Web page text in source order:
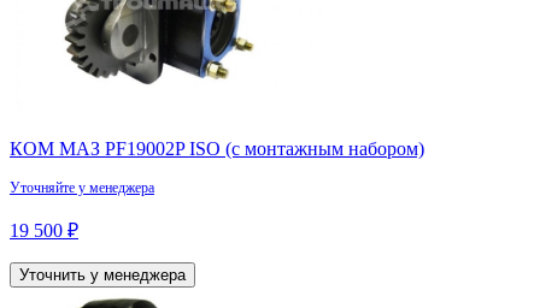
КОМ МАЗ PF19002P ISO (с монтажным набором)
Уточняйте у менеджера
19 500 ₽
Уточнить у менеджера